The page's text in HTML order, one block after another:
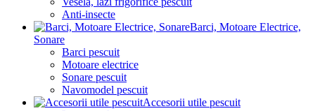
Anti-insecte
Barci, Motoare Electrice,
Sonare
Barci pescuit
Motoare electrice
Sonare pescuit
Navomodel pescuit
Accesorii utile pescuit